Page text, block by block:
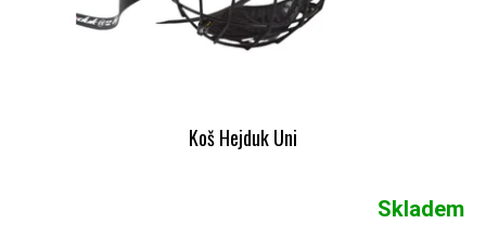
Koš Hejduk Uni
Skladem